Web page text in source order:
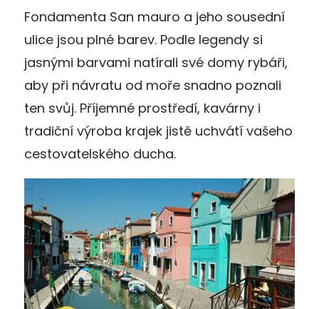
Fondamenta San mauro a jeho sousední
ulice jsou plné barev. Podle legendy si
jasnými barvami natírali své domy rybáři,
aby při návratu od moře snadno poznali
ten svůj. Příjemné prostředí, kavárny i
tradiční výroba krajek jistě uchvátí vašeho
cestovatelského ducha.